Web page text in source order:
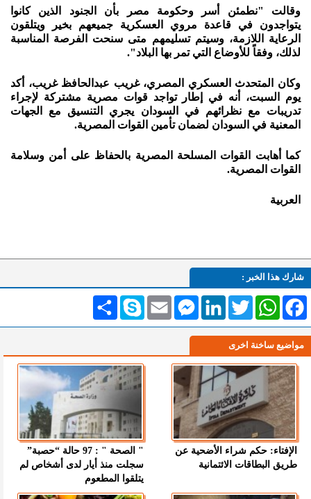
وقالت "نطمئن أسر وحكومة مصر بأن الجنود الذين كانوا
يتواجدون في قاعدة مروي العسكرية جميعهم بخير ويتلقون
الرعاية اللازمة، وسيتم تسليمهم متى سنحت الفرصة المناسبة
لذلك، وفقاً للأوضاع التي تمر بها البلاد".
وكان المتحدث العسكري المصري، غريب عبدالحافظ غريب، أكد
يوم السبت، أنه في إطار تواجد قوات مصرية مشتركة لإجراء
تدريبات مع نظرائهم في السودان يجري التنسيق مع الجهات
المعنية في السودان لضمان تأمين القوات المصرية.
كما أهابت القوات المسلحة المصرية بالحفاظ على أمن وسلامة
القوات المصرية.
العربية
شارك هذا الخبر :
انشر Skype Email
MessengerLinkedInTwitterWhatsAppFacebook
مواضيع ساخنة اخرى
الإفتاء: حكم شراء الأضحية عن
طريق البطاقات الائتمانية
" الصحة " : 97 حالة “حصبة”
سجلت منذ أيار لدى أشخاص لم
يتلقوا المطعوم